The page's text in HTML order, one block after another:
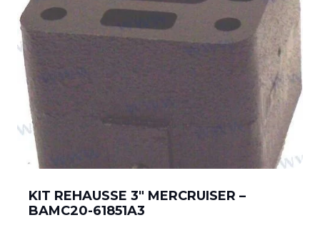
KIT REHAUSSE 3″ MERCRUISER –
BAMC20-61851A3